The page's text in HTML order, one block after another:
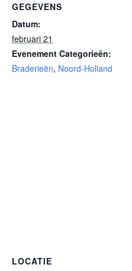
GEGEVENS
Datum:
februari 21
Evenement Categorieën:
Braderieën, Noord-Holland
LOCATIE